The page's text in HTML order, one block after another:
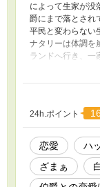
によって生家が没
爵にまで落とされ
平民と変わらない
ナタリーは体調を
ランドへ行き、一
るには貴族の身
にはなりたくな
思ったローゼリ
の元へ後妻として
※作者独自の世界
トーリー展開等が
願い致します。
24h.ポイント
恋愛 ハ
ざまぁ